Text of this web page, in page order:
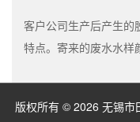
客户公司生产后产生的
特点。寄来的废水水样
版权所有 © 2026 无锡市